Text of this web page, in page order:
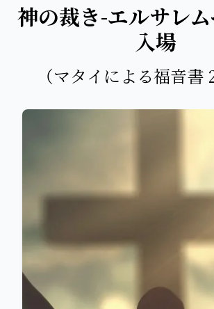
神の裁き-エルサレ
入場
（マタイによる福音書